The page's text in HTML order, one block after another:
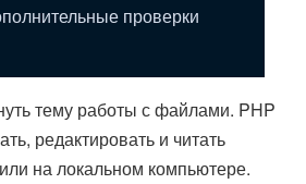
проверки
тему работы с файлами. PHP
редактировать и читать
на локальном компьютере.